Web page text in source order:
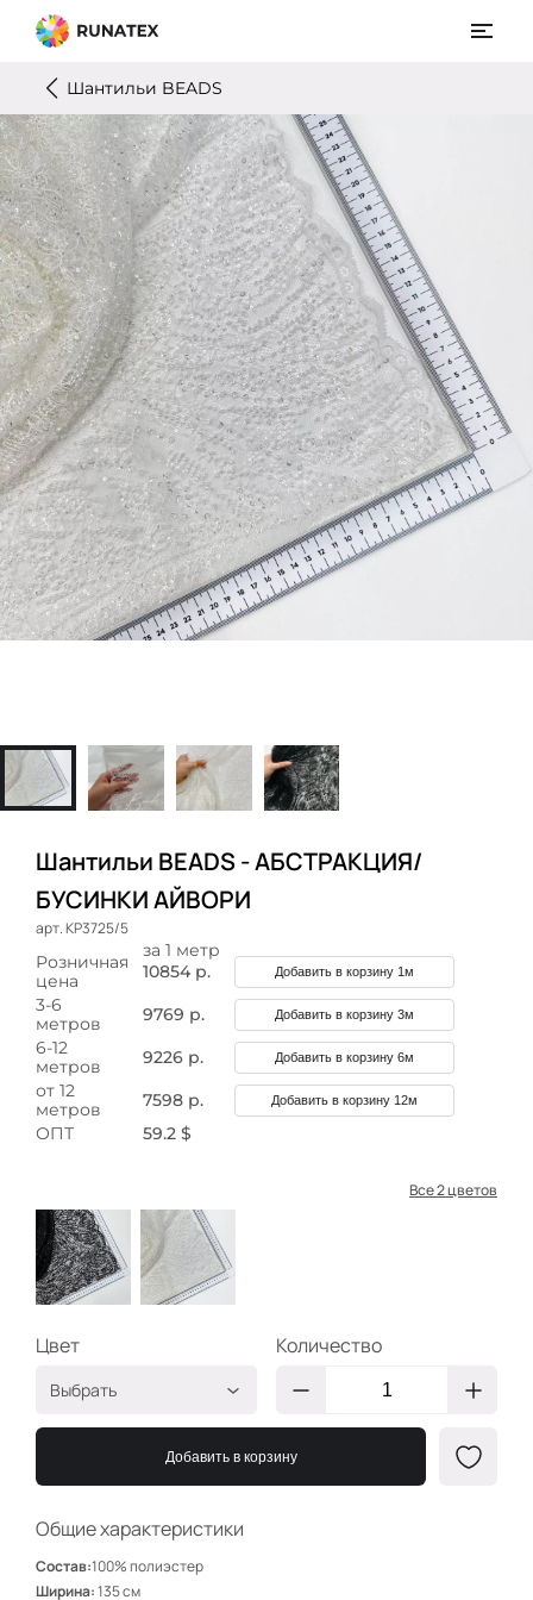
Шантильи BEADS
Шантильи BEADS - АБСТРАКЦИЯ/
БУСИНКИ АЙВОРИ
арт. КР3725/5
Общие характеристики
Состав:100% полиэстер
Ширина:135 см
за 1 метр
Розничная
цена
10854 р. Добавить в корзину 1м
3-6
метров
9769 р. Добавить в корзину 3м
6-12
метров
9226 р. Добавить в корзину 6м
от 12
метров
7598 р. Добавить в корзину 12м
ОПТ 59.2 $
Все 2 цветов
Цвет
Выбрать
АБСТРАКЦИЯ/
КР3725/6
КР3725/5
Количество
Добавить в корзину